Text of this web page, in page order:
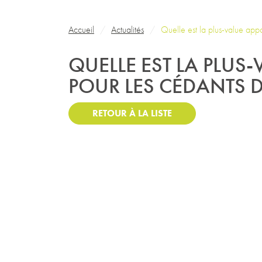
Fil d'Ariane
Accueil Actualités Quelle est la plus-value
QUELLE EST LA
POUR LES CÉDANTS
RETOUR À LA LISTE